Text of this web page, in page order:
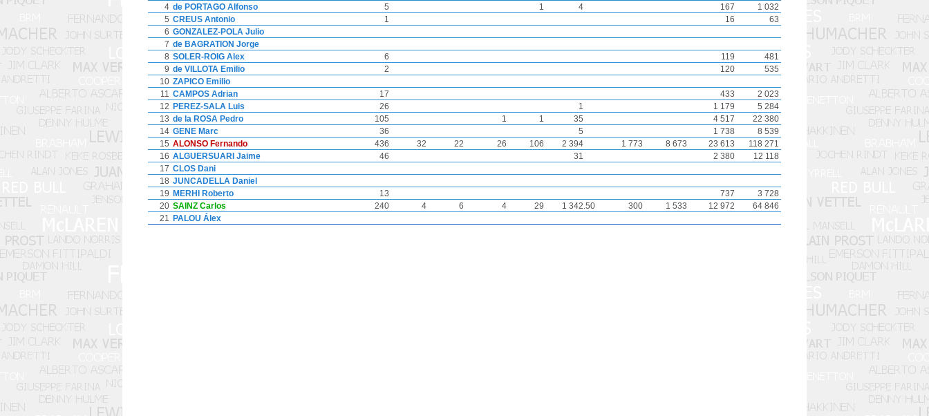
4 de PORTAGO Alfonso 5 1 4 167
1 032
5 CREUS Antonio 1 16
63
6 GONZALEZ-POLA Julio
7 de BAGRATION Jorge
8 SOLER-ROIG Alex 6 119
481
9 de VILLOTA Emilio 2 120
535
10 ZAPICO Emilio
11 CAMPOS Adrian 17 433
2 023
12 PEREZ-SALA Luis 26 1 1 179
5 284
13 de la ROSA Pedro 105 1 1 35 4 517
22 380
14 GENE Marc 36 5 1 738
8 539
15 ALONSO Fernando 436 32 22 26 106 2 394 1 773 8 673 23 613
118 271
16 ALGUERSUARI Jaime 46 31 2 380
12 118
17 CLOS Dani
18 JUNCADELLA Daniel
19 MERHI Roberto 13 737
3 728
20 SAINZ Carlos 240 4 6 4 29 1 342.50 300 1 533 12 972
64 846
21 PALOU Álex